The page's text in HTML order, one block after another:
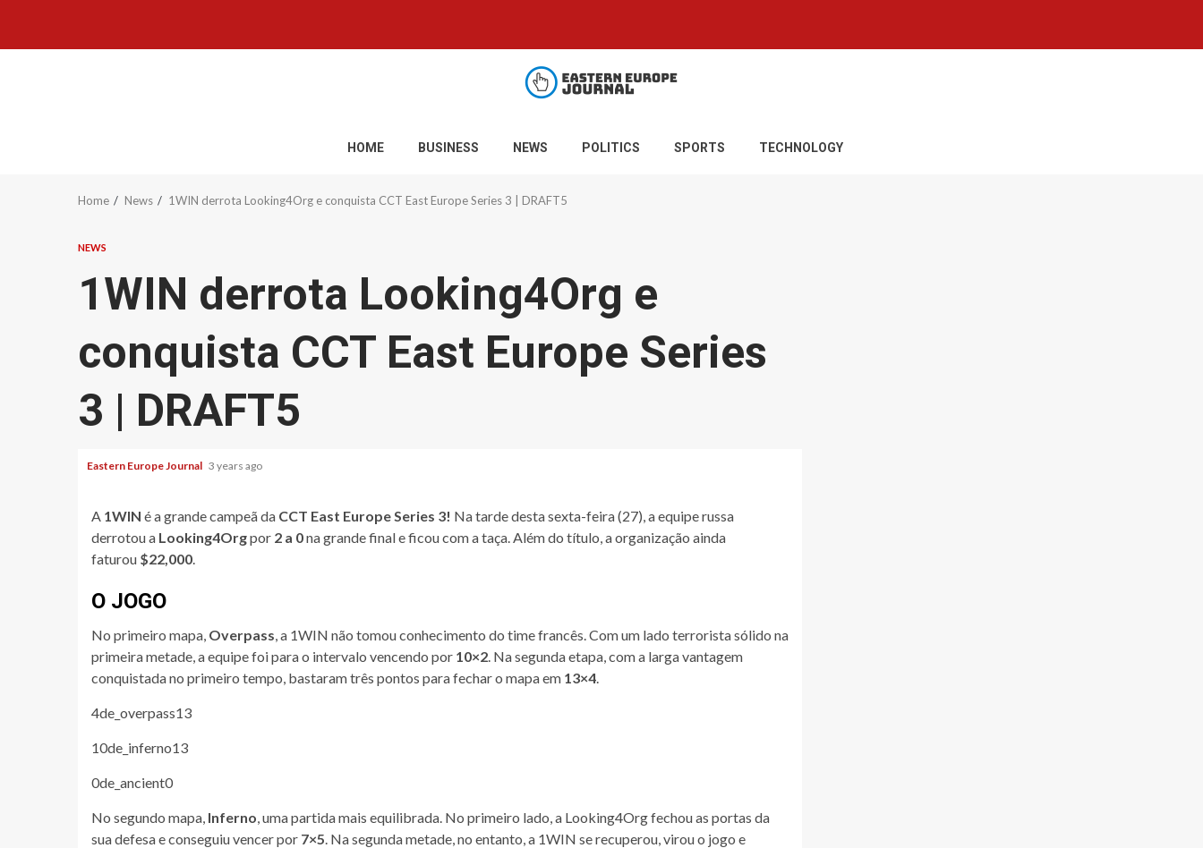
content
HOME BUSINESS NEWS POLITICS SPORTS TECHNOLOGY
Home News 1WIN derrota Looking4Org e conquista CCT East Europe Series 3 | DRAFT5
NEWS
1WIN derrota Looking4Org e
conquista CCT East Europe Series
3 | DRAFT5
Eastern Europe Journal 3 years ago
A 1WIN é a grande campeã da CCT East Europe Series 3! Na tarde desta sexta-feira (27), a equipe russa
derrotou a Looking4Orgpor 2 a 0na grande final e ficou com a taça. Além do título, a organização ainda
faturou $22,000.
O JOGO
No primeiro mapa, Overpass, a 1WIN não tomou conhecimento do time francês. Com um lado terrorista sólido na
primeira metade, a equipe foi para o intervalo vencendo por 10×2. Na segunda etapa, com a larga vantagem
conquistada no primeiro tempo, bastaram três pontos para fechar o mapa em 13×4.
4de_overpass13
10de_inferno13
0de_ancient0
No segundo mapa, Inferno, uma partida mais equilibrada. No primeiro lado, a Looking4Org fechou as portas da
sua defesa e conseguiu vencer por 7×5. Na segunda metade, no entanto, a 1WIN se recuperou, virou o jogo e